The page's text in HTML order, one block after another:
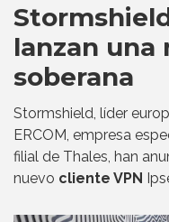
lanzan una
soberana
Stormshield, líder
ERCOM, empresa
filial de Thales, han
nuevo cliente VPN